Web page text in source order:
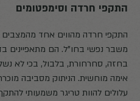
התקפי חרדה וסימפטומים
התקפי חרדה מהווים אחד מהמצבים
משבר נפשי בחו"ל. הם מתאפיינים
בחזה, סחרחורת, בלבול, בכי לא
אימה מוחשית. הניתוק מסביבה
עלולים להוות טריגר משמעותי